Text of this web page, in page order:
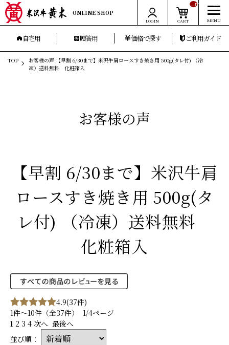
ONLINE SHOP
LOGIN CART
__ITM_CNT__
自宅用 贈答用 価格で探す ご利用ガイド
TOP
お客様の声:【早割 6/30まで】米沢牛肩ロースすき焼き用 500g(タレ付) （冷
凍）送料無料 化粧箱入
お客様の声
【早割 6/30まで】米沢牛肩
ロースすき焼き用 500g(タ
レ付) （冷凍）送料無料
化粧箱入
4.9(37件)
1件～10件（全37件） 1/4ページ
1 2 3 4 次へ 最後へ
並び順：